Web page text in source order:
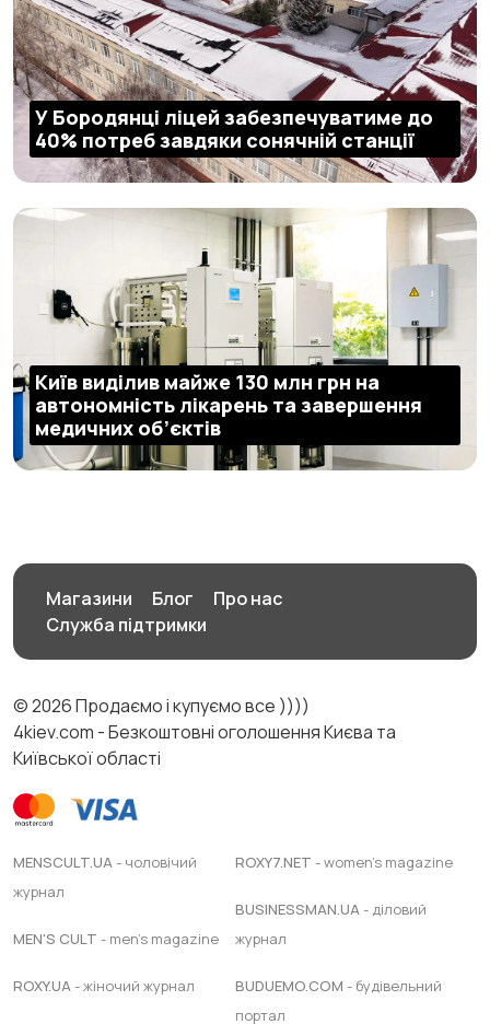
У Бородянці ліцей забезпечуватиме до
40% потреб завдяки сонячній станції
Київ виділив майже 130 млн грн на
автономність лікарень та завершення
медичних об’єктів
Магазини Блог
Про нас
Служба підтримки
© 2026 Продаємо і купуємо все ))))
4kiev.com - Безкоштовні оголошення Києва та
Київської області
MENSCULT.UA- чоловічий
журнал
MEN'S CULT - men's magazine
ROXY.UA- жіночий журнал
ROXY7.NET - women's magazine
BUSINESSMAN.UA- діловий
журнал
BUDUEMO.COM - будівельний
портал